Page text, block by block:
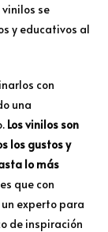
se
y educativos al
con
una
Los vinilos son
los gustos y
lo más
que con
experto para
de inspiración